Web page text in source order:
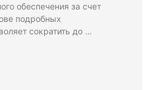
обеспечения за счет
подробных
сократить до …